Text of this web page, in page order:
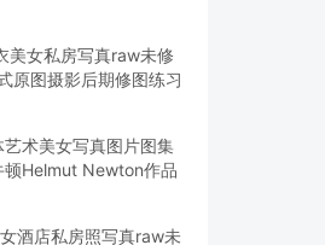
美女私房写真raw未修
原图摄影后期修图练习
术美女写真图片图集
顿Helmut Newton作品
酒店私房照写真raw未